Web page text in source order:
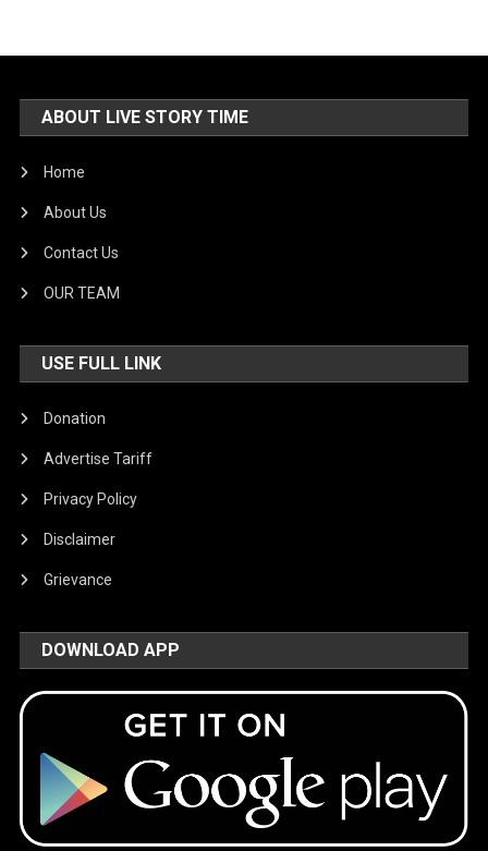
ABOUT LIVE STORY TIME
Home
About Us
Contact Us
OUR TEAM
USE FULL LINK
Donation
Advertise Tariff
Privacy Policy
Disclaimer
Grievance
DOWNLOAD APP